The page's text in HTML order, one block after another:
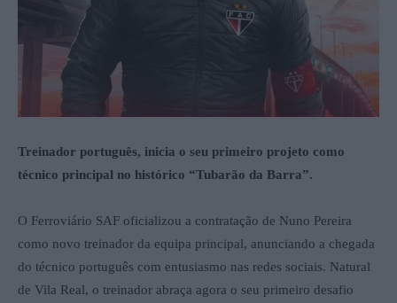
Treinador português, inicia o seu primeiro projeto como
técnico principal no histórico “Tubarão da Barra”.
O Ferroviário SAF oficializou a contratação de Nuno Pereira
como novo treinador da equipa principal, anunciando a chegada
do técnico português com entusiasmo nas redes sociais. Natural
de Vila Real, o treinador abraça agora o seu primeiro desafio